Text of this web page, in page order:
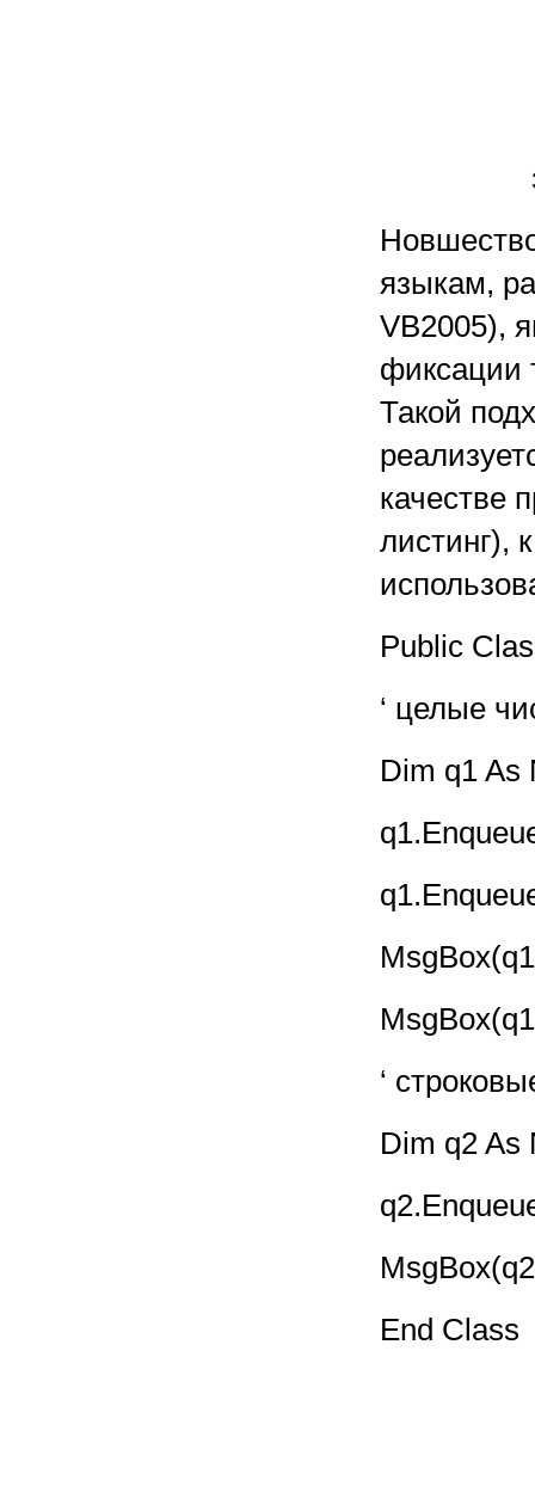
языкам,
VB2005),
фиксации
Такой
качестве
листинг),
Public
‘ целые
Dim q1 As
‘
Dim q2 As
End Class